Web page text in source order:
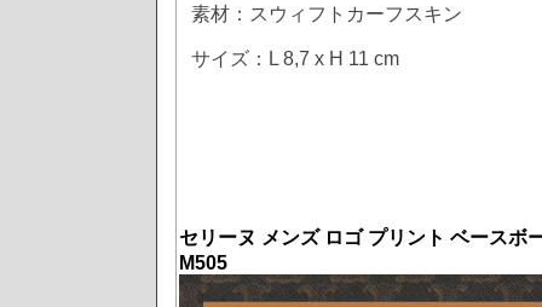
素材：スウィフトカーフスキン
サイズ：L 8,7 x H 11 cm
セリーヌ メンズ ロゴ プリント ベースボ
M505